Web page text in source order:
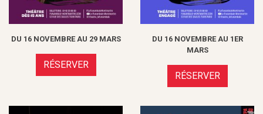
DU 16 NOVEMBRE AU 29 MARS
RÉSERVER
DU 16 NOVEMBRE AU 1ER
MARS
RÉSERVER